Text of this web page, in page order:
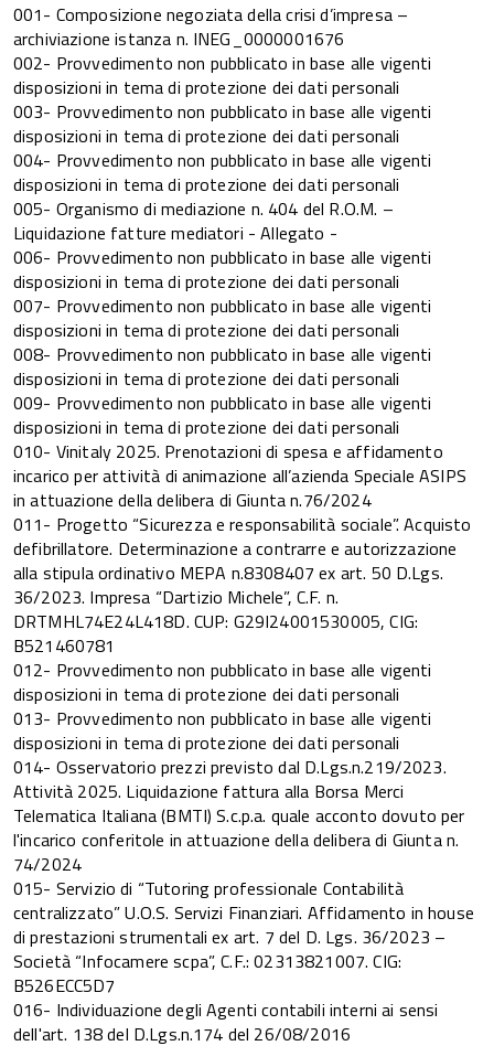
001- Composizione negoziata della crisi d’impresa –
archiviazione istanza n. INEG_0000001676
002- Provvedimento non pubblicato in base alle vigenti
disposizioni in tema di protezione dei dati personali
003- Provvedimento non pubblicato in base alle vigenti
disposizioni in tema di protezione dei dati personali
004- Provvedimento non pubblicato in base alle vigenti
disposizioni in tema di protezione dei dati personali
005- Organismo di mediazione n. 404 del R.O.M. –
Liquidazione fatture mediatori - Allegato -
006- Provvedimento non pubblicato in base alle vigenti
disposizioni in tema di protezione dei dati personali
007- Provvedimento non pubblicato in base alle vigenti
disposizioni in tema di protezione dei dati personali
008- Provvedimento non pubblicato in base alle vigenti
disposizioni in tema di protezione dei dati personali
009- Provvedimento non pubblicato in base alle vigenti
disposizioni in tema di protezione dei dati personali
010- Vinitaly 2025. Prenotazioni di spesa e affidamento
incarico per attività di animazione all’azienda Speciale ASIPS
in attuazione della delibera di Giunta n.76/2024
011- Progetto “Sicurezza e responsabilità sociale”. Acquisto
defibrillatore. Determinazione a contrarre e autorizzazione
alla stipula ordinativo MEPA n.8308407 ex art. 50 D.Lgs.
36/2023. Impresa “Dartizio Michele”, C.F. n.
DRTMHL74E24L418D. CUP: G29I24001530005, CIG:
B521460781
012- Provvedimento non pubblicato in base alle vigenti
disposizioni in tema di protezione dei dati personali
013- Provvedimento non pubblicato in base alle vigenti
disposizioni in tema di protezione dei dati personali
014- Osservatorio prezzi previsto dal D.Lgs.n.219/2023.
Attività 2025. Liquidazione fattura alla Borsa Merci
Telematica Italiana (BMTI) S.c.p.a. quale acconto dovuto per
l'incarico conferitole in attuazione della delibera di Giunta n.
74/2024
015- Servizio di “Tutoring professionale Contabilità
centralizzato” U.O.S. Servizi Finanziari. Affidamento in house
di prestazioni strumentali ex art. 7 del D. Lgs. 36/2023 –
Società “Infocamere scpa”, C.F.: 02313821007. CIG:
B526ECC5D7
016- Individuazione degli Agenti contabili interni ai sensi
dell'art. 138 del D.Lgs.n.174 del 26/08/2016